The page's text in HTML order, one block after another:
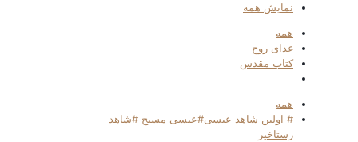
نمایش همه
همه
غذای روح
کتاب مقدس
همه
# اولین شاهد عیسی#عیسی مسیح #شاهد
رستاخیر